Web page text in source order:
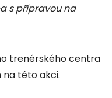
s přípravou na
trenérského centra
na této akci.